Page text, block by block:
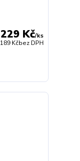
229 Kč/ks
189 Kčbez DPH